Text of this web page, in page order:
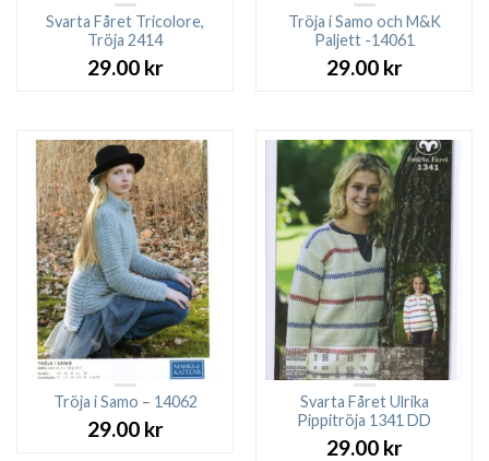
Svarta Fåret Tricolore,
Tröja 2414
29.00 kr
Tröja i Samo och M&K
Paljett -14061
29.00 kr
Tröja i Samo – 14062
29.00 kr
Svarta Fåret Ulrika
Pippitröja 1341 DD
29.00 kr